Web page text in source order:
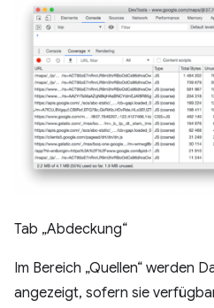
Tab „Abdeckung“
Im Bereich „Quellen“ werden
angezeigt, sofern sie